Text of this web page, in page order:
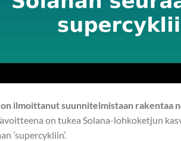
on ilmoittanut suunnitelmistaan
on tukea Solana-lohkoketjun
’supercykliin’.